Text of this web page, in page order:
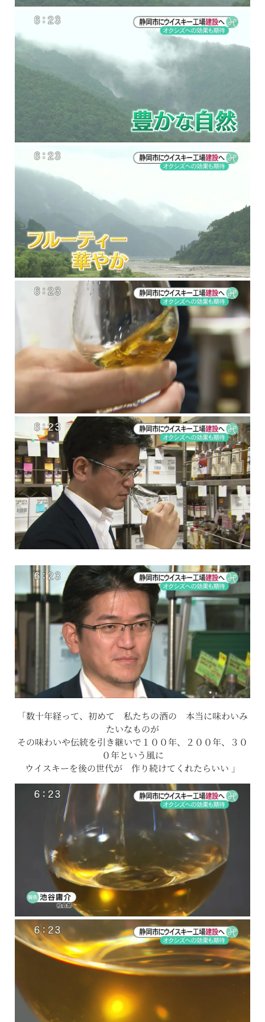
「数十年経って、初めて 私たちの酒の 本当に味わいみ
たいなものが
その味わいや伝統を引き継いで１００年、２００年、３０
０年という風に
ウイスキーを後の世代が 作り続けてくれたらいい 」